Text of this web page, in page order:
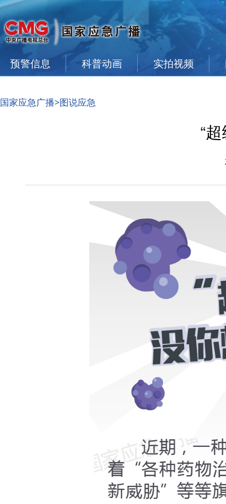
预警信息 科普动画 实拍视频
国家应急广播>图说应急
“